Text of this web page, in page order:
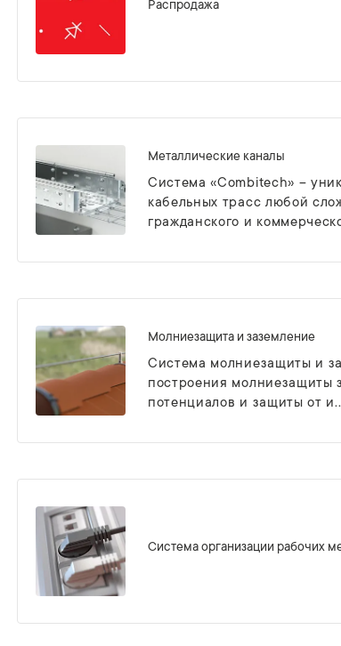
Распродажа
Металлические каналы
Система «Combitech» –
кабельных трасс любой
гражданского и
Молниезащита и заземление
Система молниезащиты и
построения молниезащиты
потенциалов и защиты от
Система организации рабочих